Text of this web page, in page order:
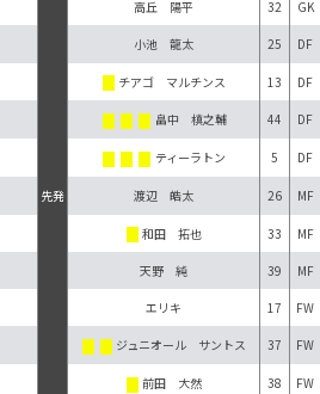
先発
高丘 陽平 32 GK
小池 龍太 25 DF
チアゴ マルチンス 13 DF
畠中 槙之輔 44 DF
ティーラトン 5 DF
渡辺 皓太 26 MF
和田 拓也 33 MF
天野 純 39 MF
エリキ 17 FW
ジュニオール サントス 37 FW
前田 大然 38 FW